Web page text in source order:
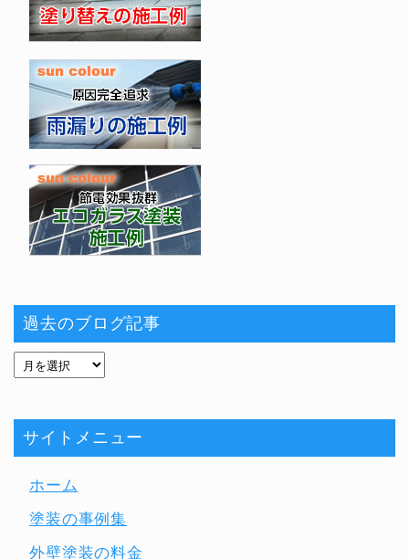
過去のブログ記事
サイトメニュー
ホーム
塗装の事例集
外壁塗装の料金